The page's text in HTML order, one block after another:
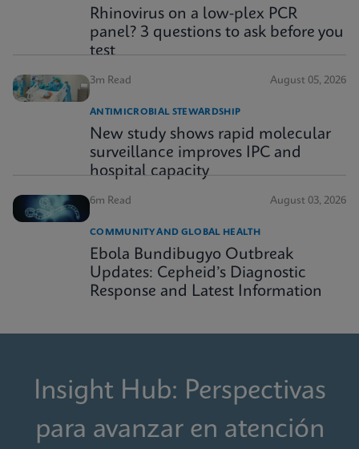
Rhinovirus on a low-plex PCR
panel? 3 questions to ask before you
test
3m Read August 05, 2026
ANTIMICROBIAL STEWARDSHIP
New study shows rapid molecular
surveillance improves IPC and
hospital capacity
6m Read August 03, 2026
COMMUNITY AND GLOBAL HEALTH
Ebola Bundibugyo Outbreak
Updates: Cepheid’s Diagnostic
Response and Latest Information
Insight Hub: Perspectivas
para avanzar en atención